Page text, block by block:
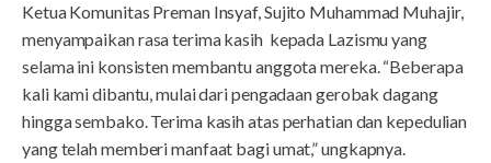
Ketua Komunitas Preman Insyaf, Sujito Muhammad Muhajir,
menyampaikan rasa terima kasih kepada Lazismu yang
selama ini konsisten membantu anggota mereka. “Beberapa
kali kami dibantu, mulai dari pengadaan gerobak dagang
hingga sembako. Terima kasih atas perhatian dan kepedulian
yang telah memberi manfaat bagi umat,” ungkapnya.